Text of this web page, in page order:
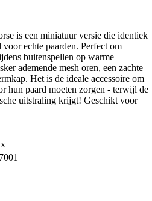
is een miniatuur versie die identiek
echte paarden. Perfect om
buitenspellen op warme
ademende mesh oren, een zachte
Het is de ideale accessoire om
hun paard moeten zorgen - terwijl de
uitstraling krijgt! Geschikt voor